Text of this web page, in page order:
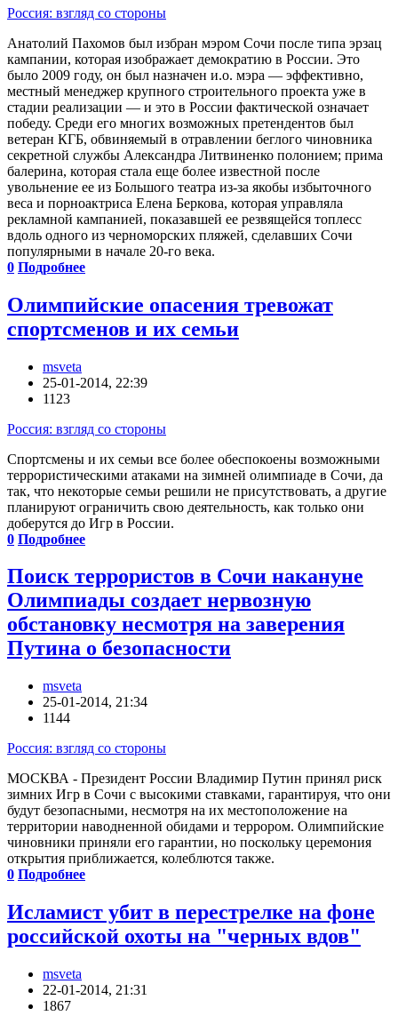
Россия: взгляд со стороны
Анатолий Пахомов был избран мэром Сочи после типа эрзац
кампании, которая изображает демократию в России. Это
было 2009 году, он был назначен и.о. мэра — эффективно,
местный менеджер крупного строительного проекта уже в
стадии реализации — и это в России фактической означает
победу. Среди его многих возможных претендентов был
ветеран КГБ, обвиняемый в отравлении беглого чиновника
секретной службы Александра Литвиненко полонием; прима
балерина, которая стала еще более известной после
увольнение ее из Большого театра из-за якобы избыточного
веса и порноактриса Елена Беркова, которая управляла
рекламной кампанией, показавшей ее резвящейся топлесс
вдоль одного из черноморских пляжей, сделавших Сочи
популярными в начале 20-го века.
0 Подробнее
Олимпийские опасения тревожат
спортсменов и их семьи
msveta
25-01-2014, 22:39
1123
Россия: взгляд со стороны
Спортсмены и их семьи все более обеспокоены возможными
террористическими атаками на зимней олимпиаде в Сочи, да
так, что некоторые семьи решили не присутствовать, а другие
планируют ограничить свою деятельность, как только они
доберутся до Игр в России.
0 Подробнее
Поиск террористов в Сочи накануне
Олимпиады создает нервозную
обстановку несмотря на заверения
Путина о безопасности
msveta
25-01-2014, 21:34
1144
Россия: взгляд со стороны
МОСКВА - Президент России Владимир Путин принял риск
зимних Игр в Сочи с высокими ставками, гарантируя, что они
будут безопасными, несмотря на их местоположение на
территории наводненной обидами и террором. Олимпийские
чиновники приняли его гарантии, но поскольку церемония
открытия приближается, колеблются также.
0 Подробнее
Исламист убит в перестрелке на фоне
российской охоты на "черных вдов"
msveta
22-01-2014, 21:31
1867